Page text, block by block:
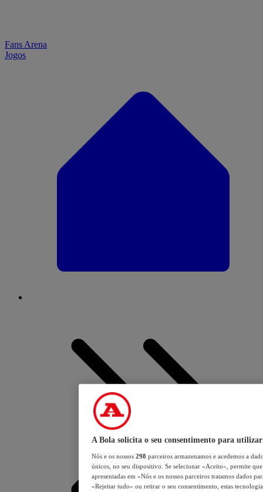
Fans Arena
Jogos
A Bola solicita o seu consentimento para utilizar
Nós e os nossos 298 parceiros armazenamos e acedemos a
únicos, no seu dispositivo. Se selecionar «Aceito», permite
apresentadas em «Nós e os nossos parceiros tratamos dados
«Rejeitar tudo» ou retirar o seu consentimento, estas